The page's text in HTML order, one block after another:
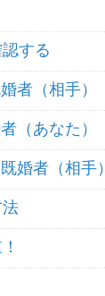
する
者（相手）
（あなた）
婚者（相手）